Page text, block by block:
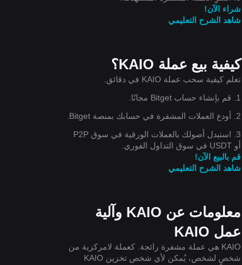
شراء الآن!
شاهد الشرح التعليمي
كيفية بيع عملة KAIO؟
تعلم كيفية سحب عملة KAIO في دقائق.
1. قم بإنشاء حساب Bitget مجانًا.
2. أودع العملات المشفرة في حسابك بمنصة Bitget.
3. استبدل أصولك بالعملات الورقية في سوق P2P
أو USDT في سوق التداول الفوري.
قم بالبيع الآن!
شاهد الشرح التعليمي
معلومات عن KAIO وآلية
عمل KAIO
KAIO هي عملة مشفرة رائجة. كعملة لامركزية من
شخصٍ لشخص، يُمكن لأي شخص تخزين KAIO